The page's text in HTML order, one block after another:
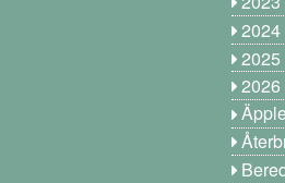
2024
2025
2026
Äpple